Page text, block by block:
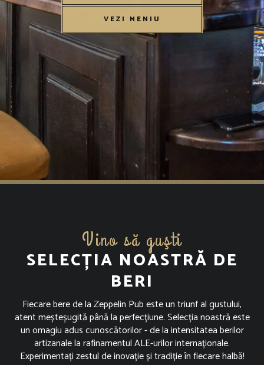
VEZI MENIU
Vino să guşti
SELECȚIA NOASTRĂ DE
BERI
Fiecare bere de la Zeppelin Pub este un triunf al gustului,
atent meșteșugită până la perfecțiune. Selecția noastră este
un omagiu adus cunoscătorilor - de la intensitatea berilor
artizanale la rafinamentul ALE-urilor internaționale.
Experimentați zestul de inovație și tradiție în fiecare halbă!